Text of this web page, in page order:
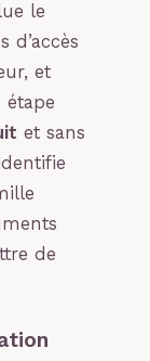
le
d’accès
et
étape
et sans
de